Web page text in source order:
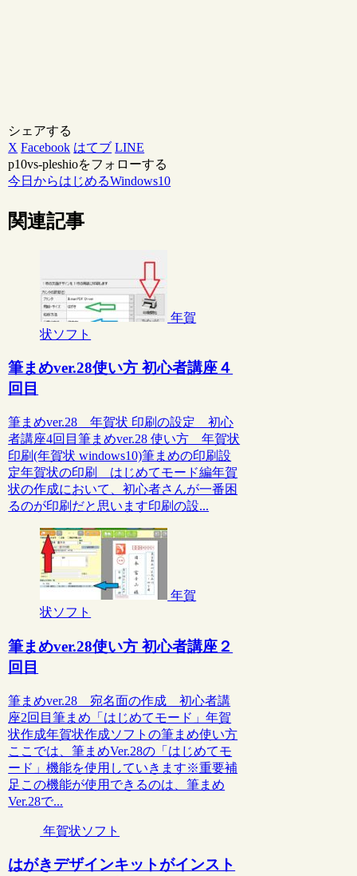
シェアする
X Facebook はてブ LINE
p10vs-pleshioをフォローする
今日からはじめるWindows10
関連記事
年賀
状ソフト
筆まめver.28使い方 初心者講座４
回目
筆まめver.28 年賀状 印刷の設定 初心
者講座4回目筆まめver.28 使い方 年賀状
印刷(年賀状 windows10)筆まめの印刷設
定年賀状の印刷 はじめてモード編年賀
状の作成において、初心者さんが一番困
るのが印刷だと思います印刷の設...
年賀
状ソフト
筆まめver.28使い方 初心者講座２
回目
筆まめver.28 宛名面の作成 初心者講
座2回目筆まめ「はじめてモード」年賀
状作成年賀状作成ソフトの筆まめ使い方
ここでは、筆まめVer.28の「はじめてモ
ード」機能を使用していきます※重要補
足この機能が使用できるのは、筆まめ
Ver.28で...
年賀状ソフト
はがきデザインキットがインスト